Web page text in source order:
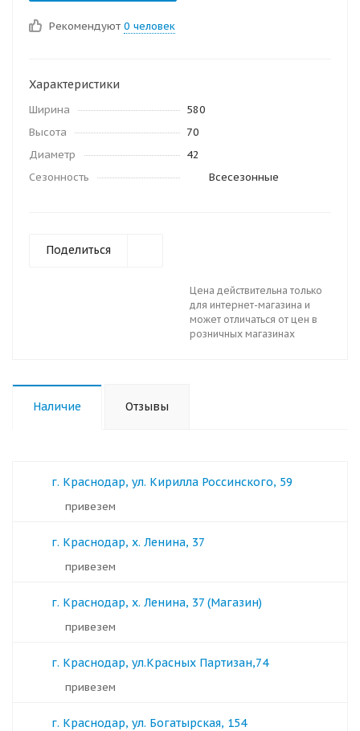
Рекомендуют 0 человек
Характеристики
Ширина
580
Высота
70
Диаметр
42
Сезонность
Всесезонные
Поделиться
Цена действительна только
для интернет-магазина и
может отличаться от цен в
розничных магазинах
Наличие Отзывы
г. Краснодар, ул. Кирилла Россинского, 59
Привезем
г. Краснодар, х. Ленина, 37
Привезем
г. Краснодар, х. Ленина, 37 (Магазин)
Привезем
г. Краснодар, ул.Красных Партизан,74
Привезем
г. Краснодар, ул. Богатырская, 154